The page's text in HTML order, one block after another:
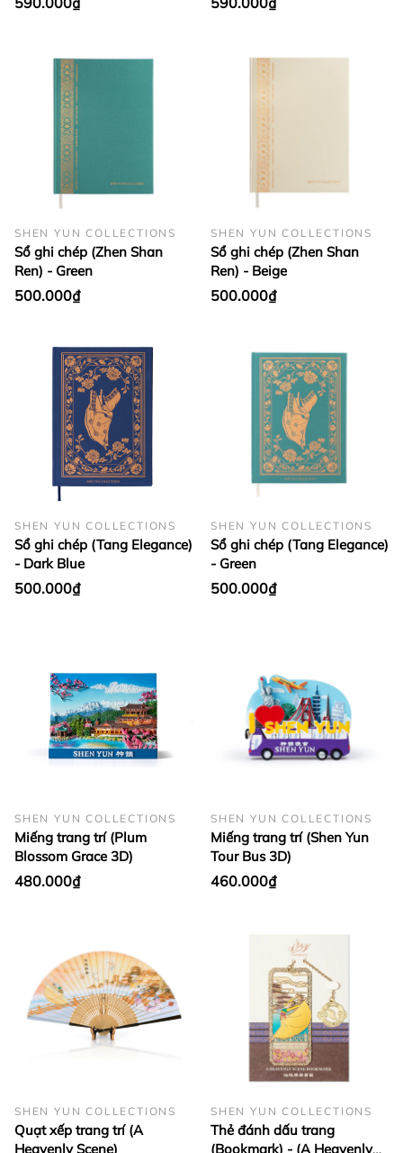
SHEN YUN COLLECTIONS
Sổ ghi chép (Zhen Shan
Ren) - Green
500.000₫
SHEN YUN COLLECTIONS
Sổ ghi chép (Zhen Shan
Ren) - Beige
500.000₫
SHEN YUN COLLECTIONS
Sổ ghi chép (Tang Elegance)
- Dark Blue
500.000₫
SHEN YUN COLLECTIONS
Sổ ghi chép (Tang Elegance)
- Green
500.000₫
SHEN YUN COLLECTIONS
Miếng trang trí (Plum
Blossom Grace 3D)
480.000₫
SHEN YUN COLLECTIONS
Miếng trang trí (Shen Yun
Tour Bus 3D)
460.000₫
SHEN YUN COLLECTIONS
Quạt xếp trang trí (A
Heavenly Scene)
SHEN YUN COLLECTIONS
Thẻ đánh dấu trang
(Bookmark) - (A Heavenly